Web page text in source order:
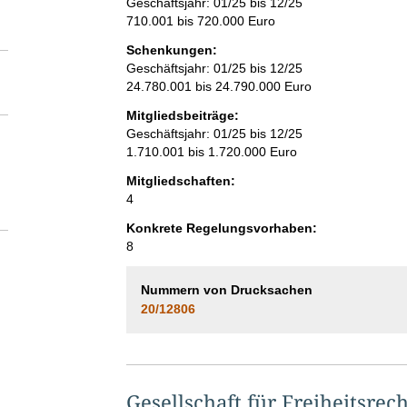
Geschäftsjahr: 01/25 bis 12/25
710.001 bis 720.000 Euro
Schenkungen:
Geschäftsjahr: 01/25 bis 12/25
24.780.001 bis 24.790.000 Euro
Mitgliedsbeiträge:
Geschäftsjahr: 01/25 bis 12/25
1.710.001 bis 1.720.000 Euro
Mitgliedschaften:
4
Konkrete Regelungsvorhaben:
8
Nummern von Drucksachen
20/12806